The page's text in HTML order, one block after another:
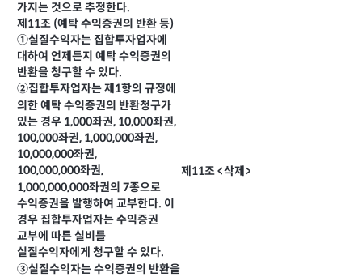
가지는 것으로 추정한다.
제11조 (예탁 수익증권의 반환 등)
①실질수익자는 집합투자업자에
대하여 언제든지 예탁 수익증권의
반환을 청구할 수 있다.
②집합투자업자는 제1항의 규정에
의한 예탁 수익증권의 반환청구가
있는 경우 1,000좌권, 10,000좌권,
100,000좌권, 1,000,000좌권,
10,000,000좌권,
100,000,000좌권,
1,000,000,000좌권의 7종으로
수익증권을 발행하여 교부한다. 이
경우 집합투자업자는 수익증권
교부에 따른 실비를
실질수익자에게 청구할 수 있다.
③실질수익자는 수익증권의 반환을
제11조 <삭제>